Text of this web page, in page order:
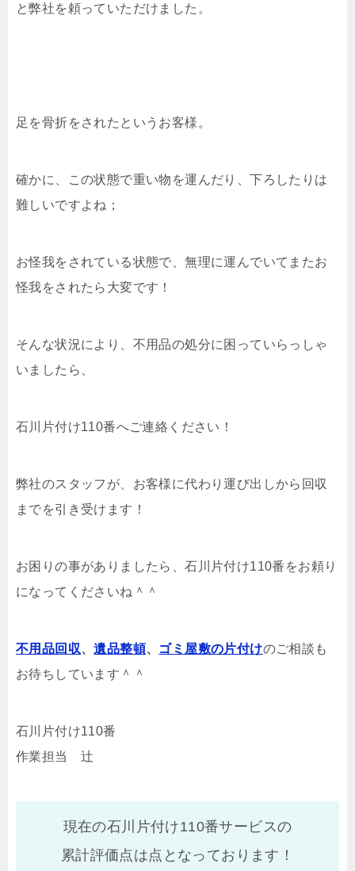
と弊社を頼っていただけました。
足を骨折をされたというお客様。
確かに、この状態で重い物を運んだり、下ろしたりは
難しいですよね；
お怪我をされている状態で、無理に運んでいてまたお
怪我をされたら大変です！
そんな状況により、不用品の処分に困っていらっしゃ
いましたら、
石川片付け110番へご連絡ください！
弊社のスタッフが、お客様に代わり運び出しから回収
までを引き受けます！
お困りの事がありましたら、石川片付け110番をお頼り
になってくださいね＾＾
不用品回収、遺品整頓、 ゴミ屋敷の片付けのご相談も
お待ちしています＾＾
石川片付け110番
作業担当 辻
現在の石川片付け110番サービスの
累計評価点は点となっております！